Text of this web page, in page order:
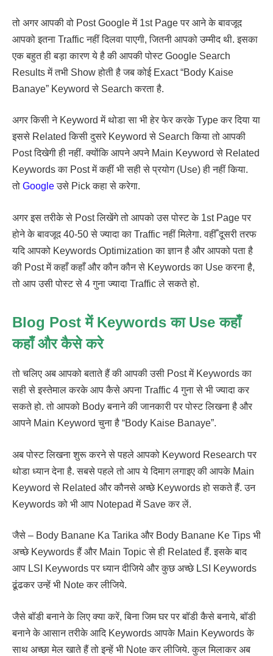
तो अगर आपकी वो Post Google में 1st Page पर आने के बावजूद
आपको इतना Traffic नहीं दिलवा पाएगी, जितनी आपको उम्मीद थी. इसका
एक बहुत ही बड़ा कारण ये है की आपकी पोस्ट Google Search
Results में तभी Show होती है जब कोई Exact “Body Kaise
Banaye” Keyword से Search करता है.
अगर किसी ने Keyword में थोडा सा भी हेर फेर करके Type कर दिया या
इससे Related किसी दुसरे Keyword से Search किया तो आपकी
Post दिखेगी ही नहीं. क्योंकि आपने अपने Main Keyword से Related
Keywords का Post में कहीं भी सही से प्रयोग (Use) ही नहीं किया.
तो Googleउसे Pick कहा से करेगा.
अगर इस तरीके से Post लिखेंगे तो आपको उस पोस्ट के 1st Page पर
होने के बावजूद 40-50 से ज्यादा का Traffic नहीं मिलेगा. वहीँ दूसरी तरफ
यदि आपको Keywords Optimization का ज्ञान है और आपको पता है
की Post में कहाँ कहाँ और कौन कौन से Keywords का Use करना है,
तो आप उसी पोस्ट से 4 गुना ज्यादा Traffic ले सकते हो.
Blog Post में Keywords का Use कहाँ
कहाँ और कैसे करे
तो चलिए अब आपको बताते हैं की आपकी उसी Post में Keywords का
सही से इस्तेमाल करके आप कैसे अपना Traffic 4 गुना से भी ज्यादा कर
सकते हो. तो आपको Body बनाने की जानकारी पर पोस्ट लिखना है और
आपने Main Keyword चुना है “Body Kaise Banaye”.
अब पोस्ट लिखना शुरू करने से पहले आपको Keyword Research पर
थोडा ध्यान देना है. सबसे पहले तो आप ये दिमाग लगाइए की आपके Main
Keyword से Related और कौनसे अच्छे Keywords हो सकते हैं. उन
Keywords को भी आप Notepad में Save कर लें.
जैसे – Body Banane Ka Tarika और Body Banane Ke Tips भी
अच्छे Keywords हैं और Main Topic से ही Related हैं. इसके बाद
आप LSI Keywords पर ध्यान दीजिये और कुछ अच्छे LSI Keywords
ढूंढकर उन्हें भी Note कर लीजिये.
जैसे बॉडी बनाने के लिए क्या करें, बिना जिम घर पर बॉडी कैसे बनाये, बॉडी
बनाने के आसान तरीके आदि Keywords आपके Main Keywords के
साथ अच्छा मेल खाते हैं तो इन्हें भी Note कर लीजिये. कुल मिलाकर अब